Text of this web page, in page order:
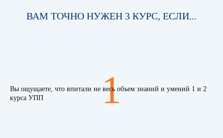
ВАМ ТОЧНО НУЖЕН 3 КУРС, ЕСЛИ...
Вы ощущаете, что впитали не весь объем знаний и умений 1 и 2
курса УПП
1